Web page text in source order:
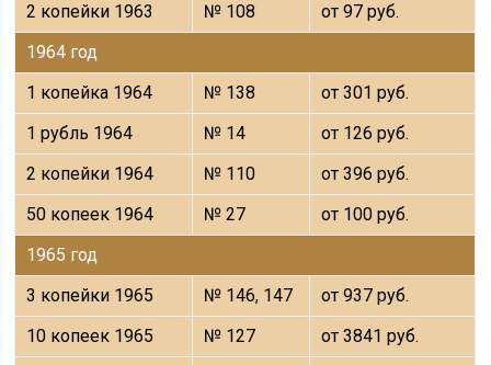
2 копейки 1963 № 108
от 97 руб.
1964 год
1 копейка 1964
№ 138
от 301 руб.
1 рубль 1964
№ 14
от 126 руб.
2 копейки 1964
№ 110
от 396 руб.
50 копеек 1964
№ 27
от 100 руб.
1965 год
3 копейки 1965
№ 146, 147
от 937 руб.
10 копеек 1965
№ 127
от 3841 руб.